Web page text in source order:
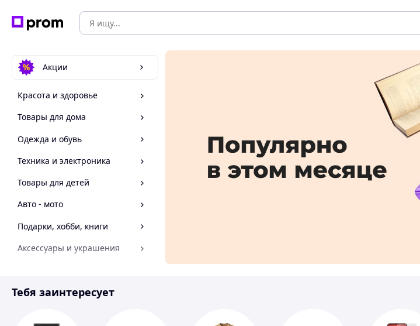
Акции
Красота и здоровье
Товары для дома
Одежда и обувь
Техника и электроника
Товары для детей
Авто - мото
Подарки, хобби, книги
Аксессуары и украшения
Спорт и отдых
Тебя заинтересует